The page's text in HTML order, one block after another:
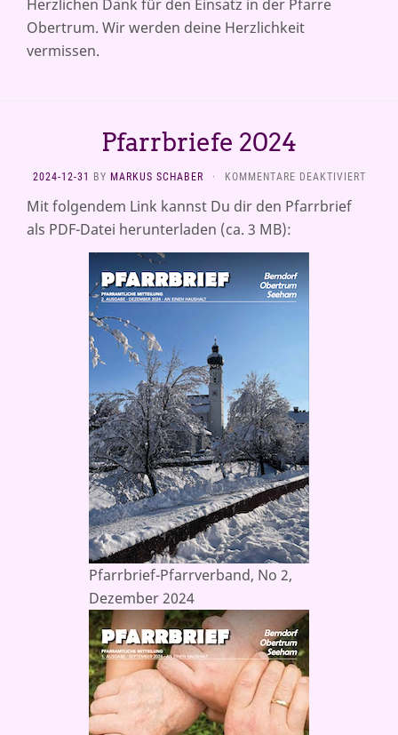
Herzlichen Dank für den Einsatz in der Pfarre
Obertrum. Wir werden deine Herzlichkeit
vermissen.
Pfarrbriefe 2024
2024-12-31 BY MARKUS SCHABER · KOMMENTARE DEAKTIVIERTFÜR
Mit folgendem Link kannst Du dir den Pfarrbrief
als PDF-Datei herunterladen (ca. 3 MB):
Pfarrbrief-Pfarrverband, No 2,
Dezember 2024